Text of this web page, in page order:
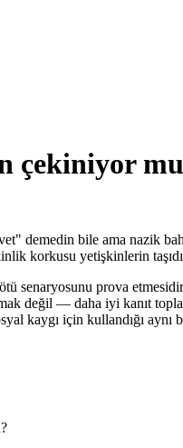
çekiniyor
demedin bile ama nazik
korkusu yetişkinlerin
senaryosunu prova
değil — daha iyi kanıt
kaygı için kullandığı